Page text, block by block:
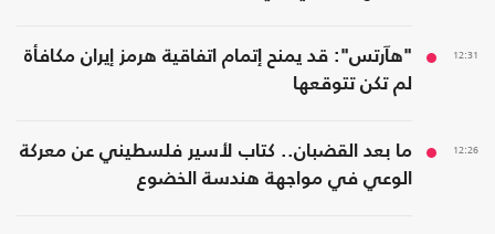
12:31
"هآرتس": قد يمنح إتمام اتفاقية هرمز إيران مكافأة
لم تكن تتوقعها
12:26
ما بعد القضبان.. كتاب لأسير فلسطيني عن معركة
الوعي في مواجهة هندسة الخضوع